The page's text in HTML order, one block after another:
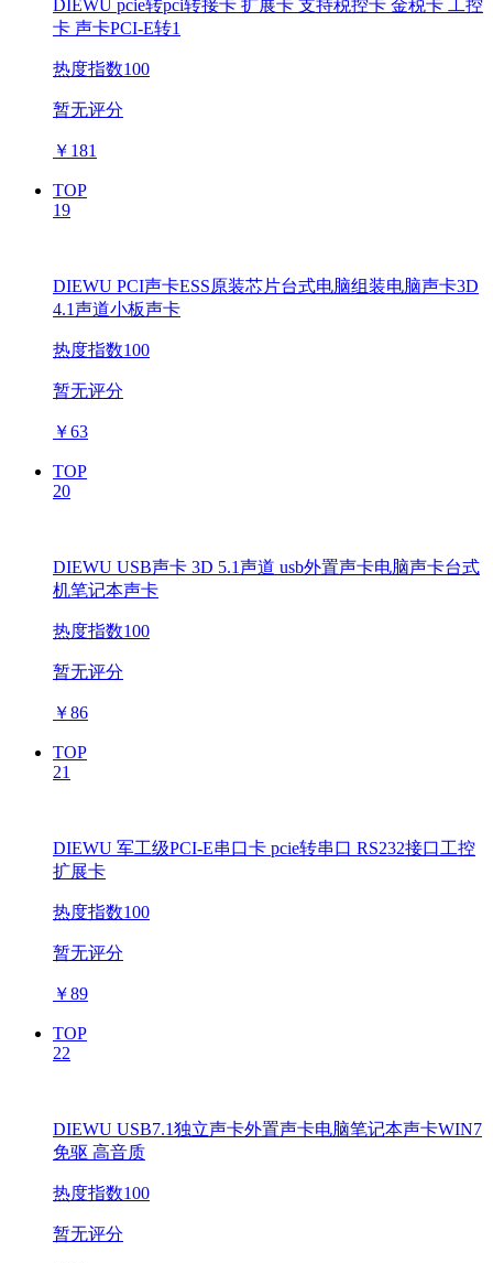
DIEWU pcie转pci转接卡 扩展卡 支持税控卡 金税卡 工控
卡 声卡PCI-E转1
热度指数100
暂无评分
￥ 181
TOP
19
DIEWU PCI声卡ESS原装芯片台式电脑组装电脑声卡3D
4.1声道小板声卡
热度指数100
暂无评分
￥63
TOP
20
DIEWU USB声卡 3D 5.1声道 usb外置声卡电脑声卡台式
机笔记本声卡
热度指数100
暂无评分
￥86
TOP
21
DIEWU 军工级PCI-E串口卡 pcie转串口 RS232接口工控
扩展卡
热度指数100
暂无评分
￥89
TOP
22
DIEWU USB7.1独立声卡外置声卡电脑笔记本声卡WIN7
免驱 高音质
热度指数100
暂无评分